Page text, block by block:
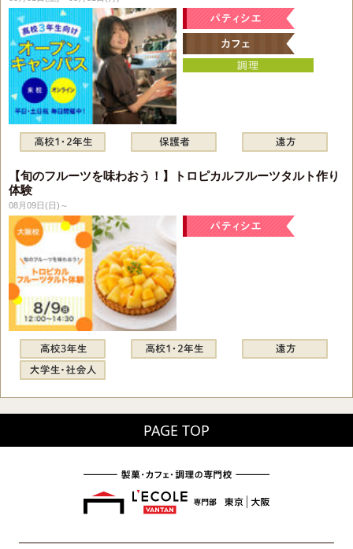
【旬のフルーツを味わおう！】トロピカルフルーツタルト作り
体験
08月09日(日)～
PAGE TOP